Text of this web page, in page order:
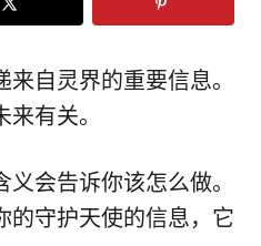
自灵界的重要信息。
有关。
会告诉你该怎么做。
的守护天使的信息，它